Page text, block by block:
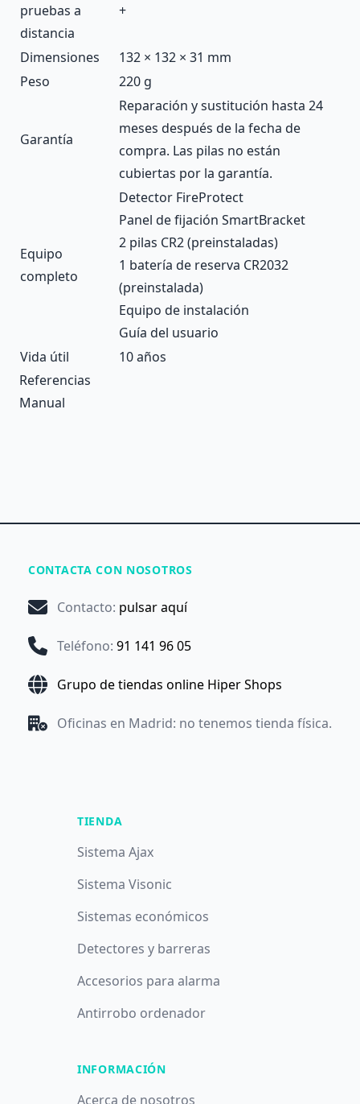
pruebas a
distancia
+
Dimensiones
132 × 132 × 31 mm
Peso
220 g
Garantía
Reparación y sustitución hasta 24
meses después de la fecha de
compra. Las pilas no están
cubiertas por la garantía.
Equipo
completo
Detector FireProtect
Panel de fijación SmartBracket
2 pilas CR2 (preinstaladas)
1 batería de reserva CR2032
(preinstalada)
Equipo de instalación
Guía del usuario
Vida útil
10 años
Referencias
Manual
CONTACTA CON NOSOTROS
Contacto: pulsar aquí
Teléfono: 91 141 96 05
Grupo de tiendas online Hiper Shops
Oficinas en Madrid: no tenemos tienda física.
TIENDA
Sistema Ajax
Sistema Visonic
Sistemas económicos
Detectores y barreras
Accesorios para alarma
Antirrobo ordenador
INFORMACIÓN
Acerca de nosotros